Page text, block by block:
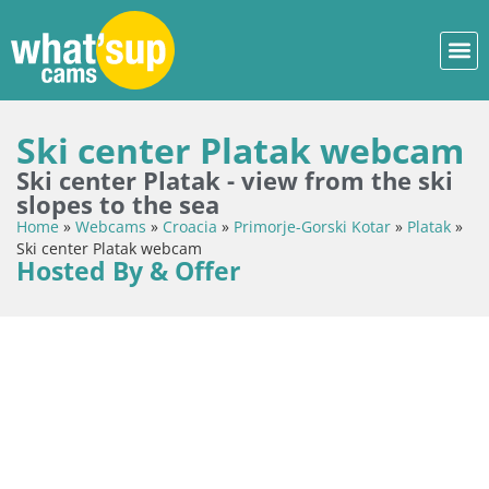
Ski center Platak webcam
Ski center Platak - view from the ski
slopes to the sea
Home » Webcams » Croacia » Primorje-Gorski Kotar » Platak »
Ski center Platak webcam
Hosted By & Offer